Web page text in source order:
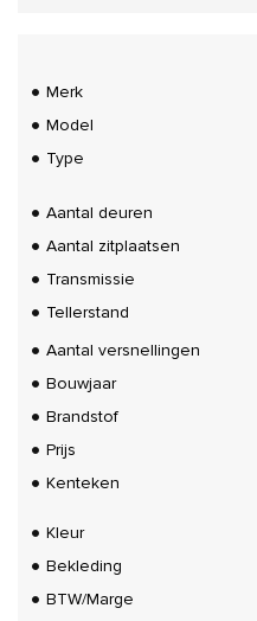
Merk
Model
Type
Aantal deuren
Aantal zitplaatsen
Transmissie
Tellerstand
Aantal versnellingen
Bouwjaar
Brandstof
Prijs
Kenteken
Kleur
Bekleding
BTW/Marge